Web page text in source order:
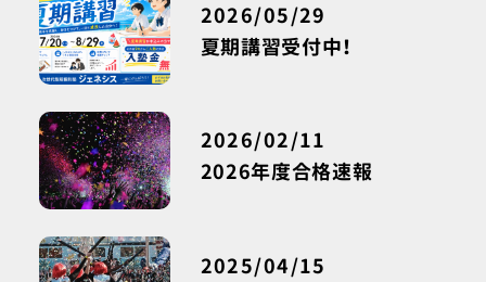
夏期講習受付中！
2026/05/29
2026年度合格速報
2026/02/11
2025/04/15